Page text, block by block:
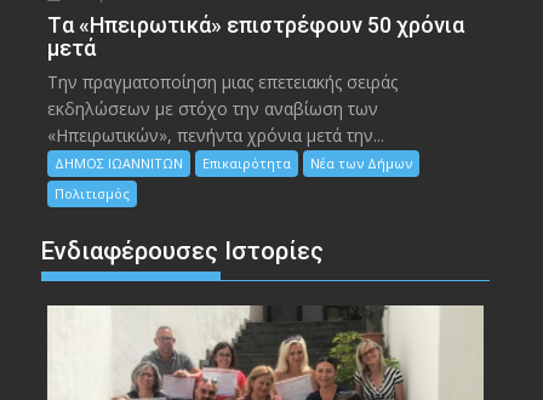
Tα «Ηπειρωτικά» επιστρέφουν 50 χρόνια
μετά
Την πραγματοποίηση μιας επετειακής σειράς
εκδηλώσεων με στόχο την αναβίωση των
«Ηπειρωτικών», πενήντα χρόνια μετά την...
ΔΗΜΟΣ ΙΩΑΝΝΙΤΩΝ Επικαιρότητα
Νέα των Δήμων
Πολιτισμός
Ενδιαφέρουσες Ιστορίες